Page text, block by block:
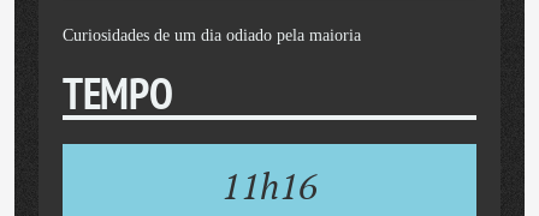
Curiosidades de um dia odiado pela maioria
TEMPO
11h16